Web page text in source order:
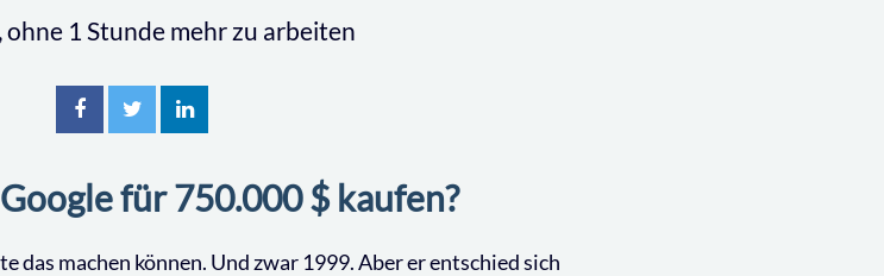
ohne 1 Stunde mehr zu arbeiten
für 750.000 $ kaufen?
das machen können. Und zwar 1999. Aber er entschied sich